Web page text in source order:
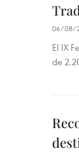
06/08/
El IX
de